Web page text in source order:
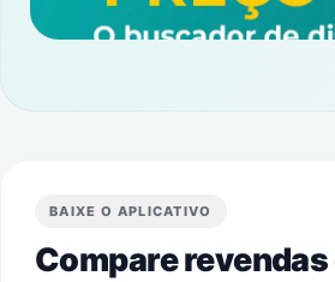
BAIXE O APLICATIVO
Compare